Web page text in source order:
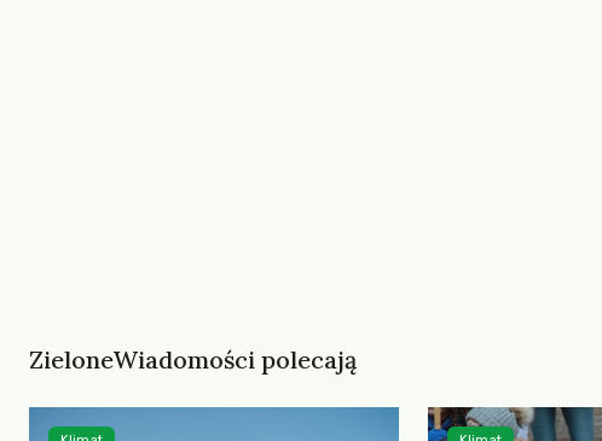
ZieloneWiadomości polecają